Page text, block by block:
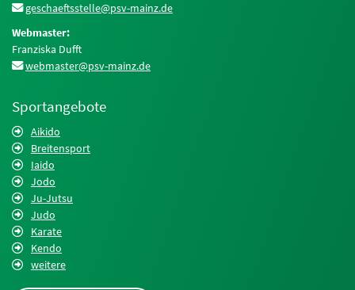
geschaeftsstelle@psv-mainz.de
Webmaster:
Franziska Dufft
webmaster@psv-mainz.de
Sportangebote
Aikido
Breitensport
Iaido
Jodo
Ju-Jutsu
Judo
Karate
Kendo
weitere